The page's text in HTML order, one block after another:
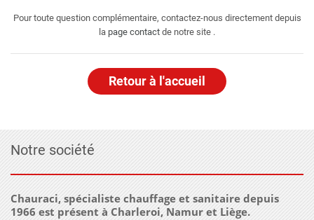
Pour toute question complémentaire, contactez-nous directement depuis
la page contact de notre site .
Retour à l'accueil
Notre société
Chauraci, spécialiste chauffage et sanitaire depuis
1966 est présent à Charleroi, Namur et Liège.